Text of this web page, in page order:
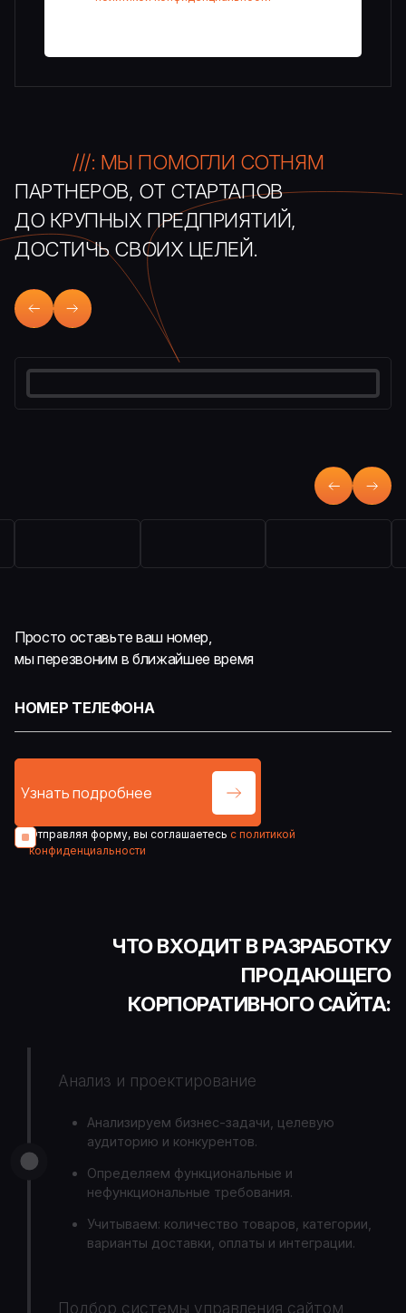
///: МЫ ПОМОГЛИ СОТНЯМ
ПАРТНЕРОВ, ОТ СТАРТАПОВ
ДО КРУПНЫХ ПРЕДПРИЯТИЙ,
ДОСТИЧЬ СВОИХ ЦЕЛЕЙ.
Просто оставьте ваш номер,
мы перезвоним в ближайшее время
Отправляя форму, вы соглашаетесь с политикой
конфиденциальности
ЧТО ВХОДИТ В РАЗРАБОТКУ
ПРОДАЮЩЕГО
КОРПОРАТИВНОГО САЙТА:
Анализ и проектирование
Анализируем бизнес-задачи, целевую
аудиторию и конкурентов.
Определяем функциональные и
нефункциональные требования.
Учитываем: количество товаров, категории,
варианты доставки, оплаты и интеграции.
Подбор системы управления сайтом